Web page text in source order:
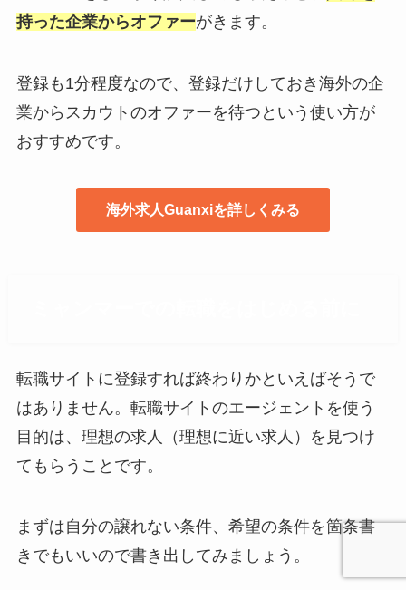
持った企業からオファーがきます。
登録も1分程度なので、登録だけしておき海外の企
業からスカウトのオファーを待つという使い方が
おすすめです。
海外求人Guanxiを詳しくみる
転職サイトに登録すれば終わりかといえばそうで
はありません。転職サイトのエージェントを使う
目的は、理想の求人（理想に近い求人）を見つけ
てもらうことです。
まずは自分の譲れない条件、希望の条件を箇条書
きでもいいので書き出してみましょう。